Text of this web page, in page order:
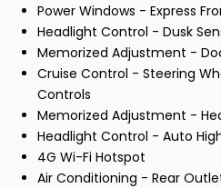
Power Windows - Express
Headlight Control - Dusk
Memorized Adjustment -
Cruise Control - Steering
Controls
Memorized Adjustment -
Headlight Control - Auto
4G Wi-Fi Hotspot
Air Conditioning - Rear